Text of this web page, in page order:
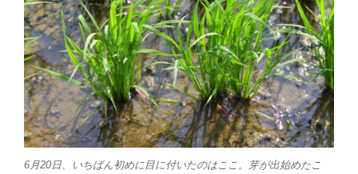
6月20日、いちばん初めに目に付いたのはここ。芽が出始めたこ